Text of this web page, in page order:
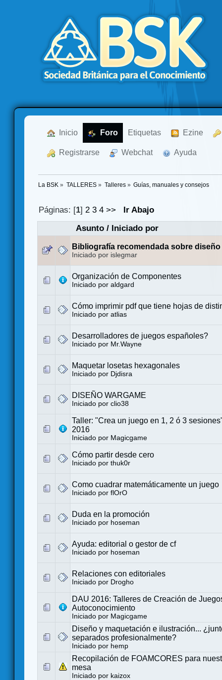
Inicio Foro Etiquetas Ezine
Registrarse Webchat Ayuda
La BSK » TALLERES» Talleres» Guías, manuales y consejos
Páginas: [1]2 3 4 >>
Ir Abajo
Asunto/ Iniciado por
Bibliografía recomendada sobre
Iniciado por islegmar
Organización de Componentes
Iniciado por aldgard
Cómo imprimir pdf que tiene hojas de
Iniciado por atlias
Desarrolladores de juegos españoles?
Iniciado por Mr.Wayne
Maquetar losetas hexagonales
Iniciado por Djdisra
DISEÑO WARGAME
Iniciado por clio38
Taller: "Crea un juego en 1, 2 ó 3
2016
Iniciado por Magicgame
Cómo partir desde cero
Iniciado por thuk0r
Como cuadrar matemáticamente un juego
Iniciado por flOrO
Duda en la promoción
Iniciado por hoseman
Ayuda: editorial o gestor de cf
Iniciado por hoseman
Relaciones con editoriales
Iniciado por Drogho
DAU 2016: Talleres de Creación de
Autoconocimiento
Iniciado por Magicgame
Diseño y maquetación e ilustración...
separados profesionalmente?
Iniciado por hemp
Recopilación de FOAMCORES para
mesa
Iniciado por kaizox